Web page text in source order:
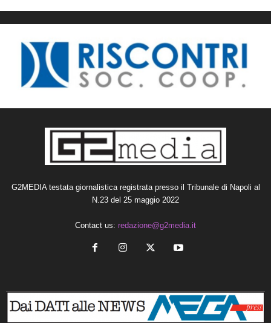
G2MEDIA testata giornalistica registrata presso il Tribunale di Napoli al
N.23 del 25 maggio 2022
Contact us: redazione@g2media.it